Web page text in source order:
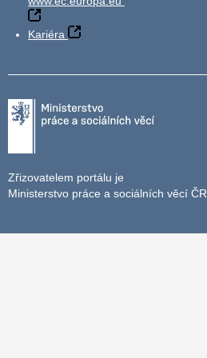
Kariéra
Zřizovatelem portálu je
Ministerstvo práce a sociálních věcí ČR